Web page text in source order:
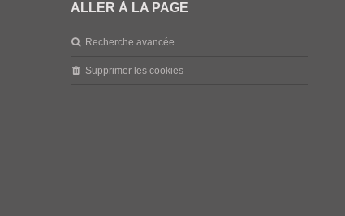
ALLER À LA PAGE
Recherche avancée
Supprimer les cookies